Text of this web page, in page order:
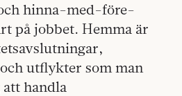
hinna-med-före-
på jobbet. Hemma är
utflykter som man
att handla